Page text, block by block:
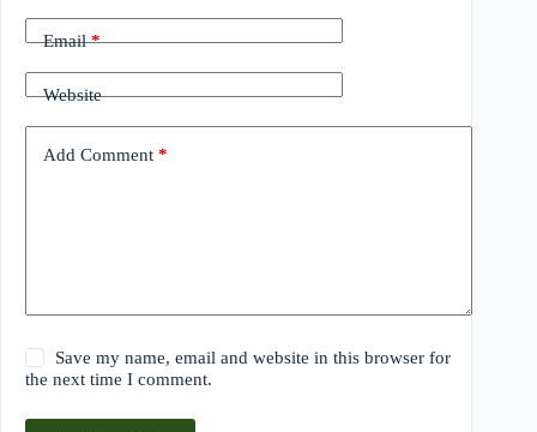
Email*
Website
Add Comment *
Save my name, email and website in this browser for
the next time I comment.